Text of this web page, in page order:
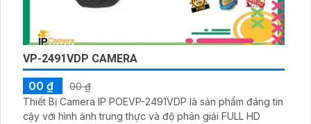
VP-2491VDP CAMERA
00 ₫
00 ₫
Thiết Bị Camera IP POEVP-2491VDP là sản phẩm đáng tin
cậy với hình ảnh trung thực và độ phân giải FULL HD